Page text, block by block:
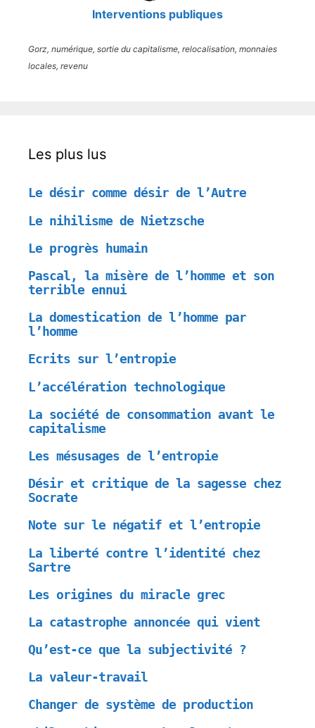
Interventions publiques
Gorz, numérique, sortie du capitalisme, relocalisation, monnaies
locales, revenu
Les plus lus
Le désir comme désir de l’Autre
Le nihilisme de Nietzsche
Le progrès humain
Pascal, la misère de l’homme et son
terrible ennui
La domestication de l’homme par
l’homme
Ecrits sur l’entropie
L’accélération technologique
La société de consommation avant le
capitalisme
Les mésusages de l’entropie
Désir et critique de la sagesse chez
Socrate
Note sur le négatif et l’entropie
La liberté contre l’identité chez
Sartre
Les origines du miracle grec
La catastrophe annoncée qui vient
Qu’est-ce que la subjectivité ?
La valeur-travail
Changer de système de production